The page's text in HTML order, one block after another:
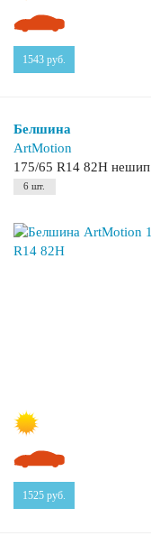
1543 руб.
Белшина
ArtMotion
175/65 R14 82H нешип
6 шт.
1525 руб.